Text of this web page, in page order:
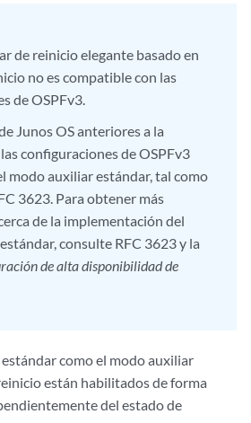
de reinicio elegante basado en
no es compatible con las
de OSPFv3.
Junos OS anteriores a la
configuraciones de OSPFv3
modo auxiliar estándar, tal como
3623. Para obtener más
de la implementación del
consulte RFC 3623 y la
de alta disponibilidad de
como el modo auxiliar
están habilitados de forma
del estado de